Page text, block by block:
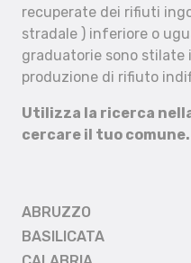
recuperate dei rifiuti
stradale ) inferiore o
graduatorie sono stilate
produzione di rifiuto
Utilizza la ricerca
cercare il tuo comune.
ABRUZZO
BASILICATA